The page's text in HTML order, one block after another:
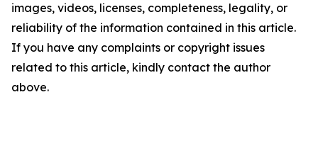
images, videos, licenses, completeness, legality, or
reliability of the information contained in this article.
If you have any complaints or copyright issues
related to this article, kindly contact the author
above.